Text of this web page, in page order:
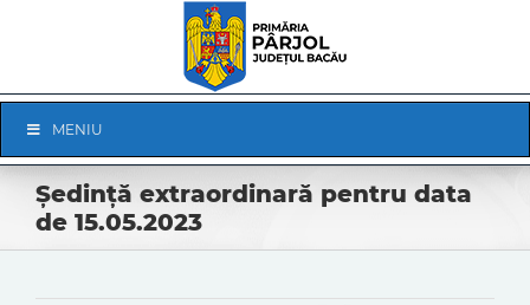
Navigation
MENIU
Ședință extraordinară pentru data
de 15.05.2023